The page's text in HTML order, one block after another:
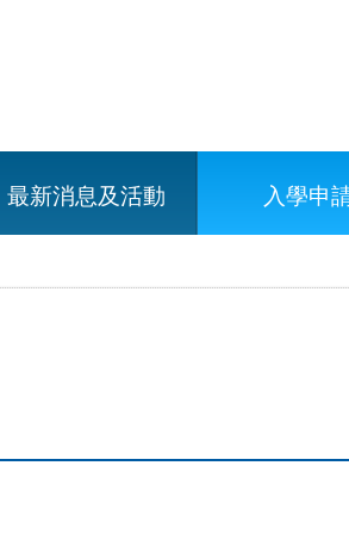
最新消息及活動 入學申